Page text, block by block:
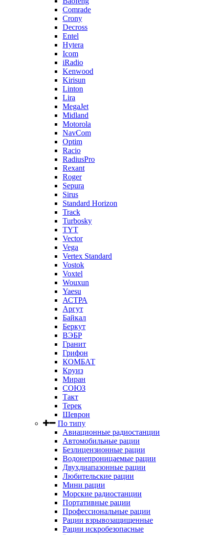
Comrade
Crony
Decross
Entel
Hytera
Icom
iRadio
Kenwood
Kirisun
Linton
Lira
MegaJet
Midland
Motorola
NavCom
Optim
Racio
RadiusPro
Rexant
Roger
Sepura
Sirus
Standard Horizon
Track
Turbosky
TYT
Vector
Vega
Vertex Standard
Vostok
Voxtel
Wouxun
Yaesu
АСТРА
Аргут
Байкал
Беркут
ВЭБР
Гранит
Грифон
КОМБАТ
Круиз
Миран
СОЮЗ
Такт
Терек
Шеврон
По типу
Авиационные радиостанции
Автомобильные рации
Безлицензионные рации
Водонепроницаемые рации
Двухдиапазонные рации
Любительские рации
Мини рации
Морские радиостанции
Портативные рации
Профессиональные рации
Рации взрывозащищенные
Рации искробезопасные